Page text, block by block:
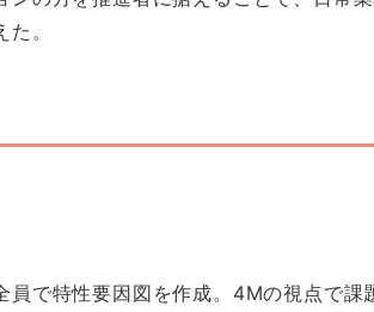
。
員で特性要因図を作成。4Mの視点で課